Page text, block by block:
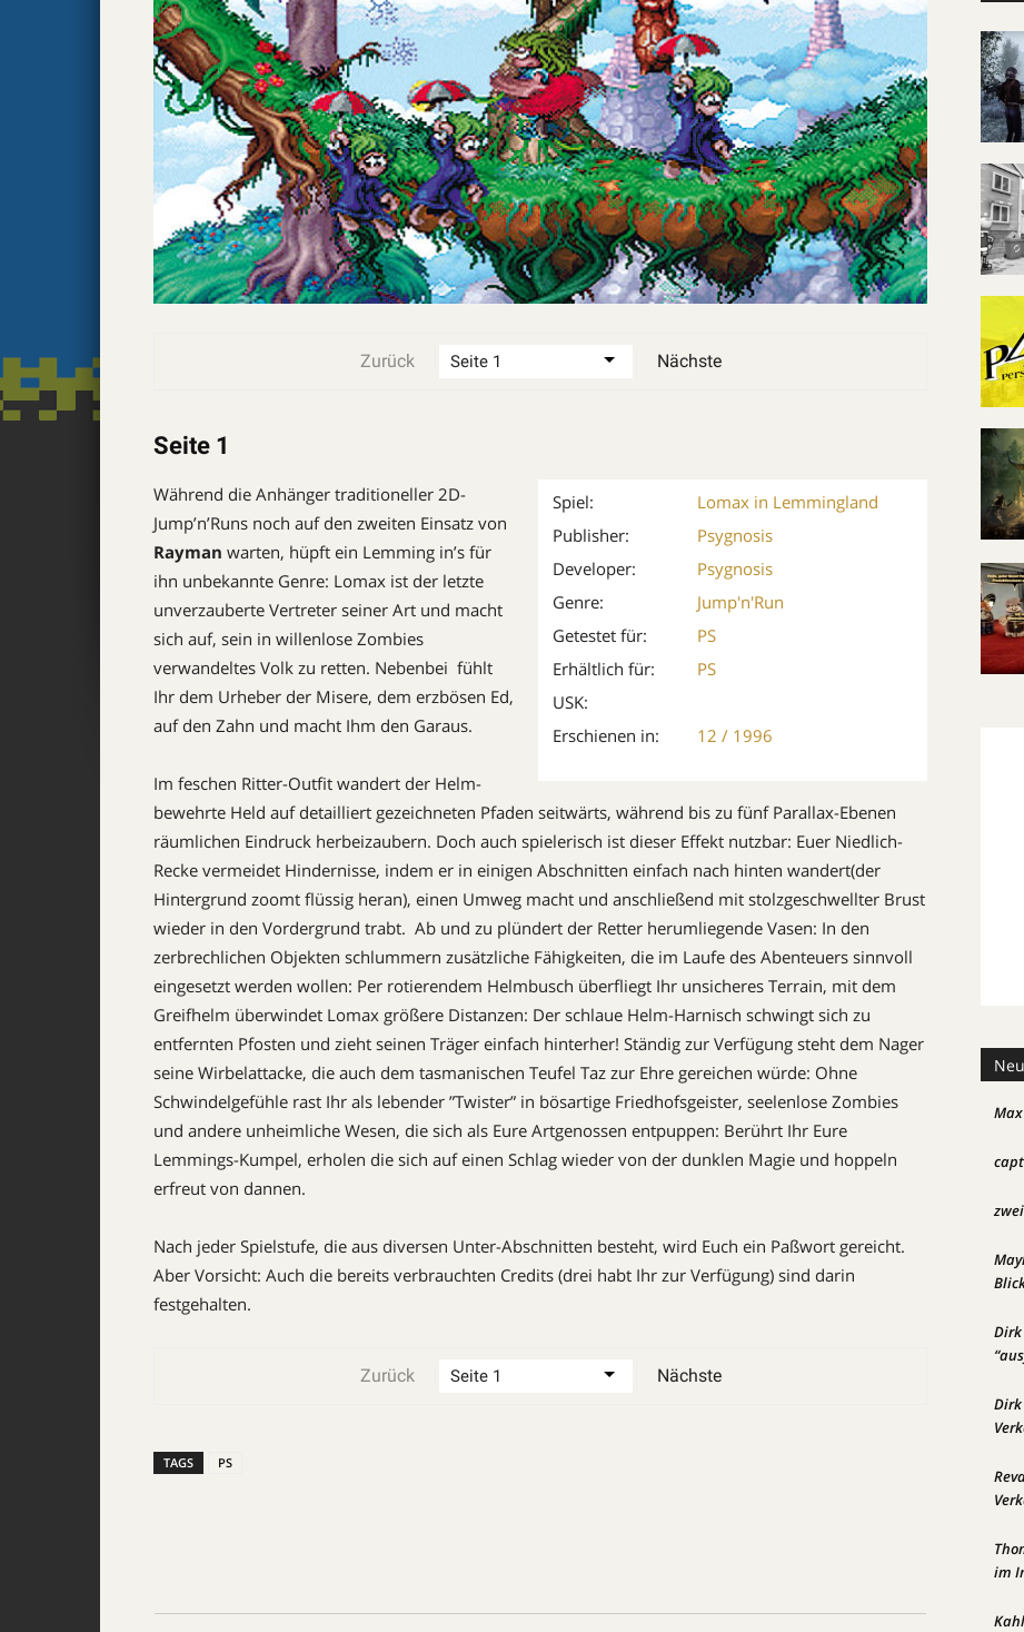
Zurück Nächste
Seite 1
Spiel:
Lomax in Lemmingland
Publisher:
Psygnosis
Developer:
Psygnosis
Genre:
Jump'n'Run
Getestet für:
PS
Erhältlich für:
PS
USK:
Erschienen in:
12 / 1996
Während die Anhänger traditioneller 2D-
Jump’n’Runs noch auf den zweiten Einsatz von
Rayman warten, hüpft ein Lemming in’s für
ihn unbekannte Genre: Lomax ist der letzte
unverzauberte Vertreter seiner Art und macht
sich auf, sein in willenlose Zombies
verwandeltes Volk zu retten. Nebenbei fühlt
Ihr dem Urheber der Misere, dem erzbösen Ed,
auf den Zahn und macht Ihm den Garaus.
Im feschen Ritter-Outfit wandert der Helm-
bewehrte Held auf detailliert gezeichneten Pfaden seitwärts, während bis zu fünf Parallax-Ebenen
räumlichen Eindruck herbeizaubern. Doch auch spielerisch ist dieser Effekt nutzbar: Euer Niedlich-
Recke vermeidet Hindernisse, indem er in einigen Abschnitten einfach nach hinten wandert(der
Hintergrund zoomt flüssig heran), einen Umweg macht und anschlie­ßend mit stolzgeschwellter Brust
wieder in den Vordergrund trabt. Ab und zu plündert der Retter herumliegende Vasen: In den
zerbrechlichen Objekten schlummern zusätzliche Fähigkeiten, die im Laufe des Abenteuers sinnvoll
eingesetzt werden wollen: Per rotierendem Helmbusch überfliegt Ihr unsicheres Terrain, mit dem
Greifhelm überwindet Lomax größere Distanzen: Der schlaue Helm-Harnisch schwingt sich zu
entfernten Pfosten und zieht seinen Träger einfach hinterher! Ständig zur Verfügung steht dem Nager
seine Wirbelattacke, die auch dem tasmanischen Teufel Taz zur Ehre gereichen würde: Ohne
Schwindel­gefühle rast Ihr als lebender ”Twister” in bösartige Friedhofsgeister, seelenlose Zombies
und andere unheimliche Wesen, die sich als Eure Artgenossen entpuppen: Berührt Ihr Eure
Lemmings-Kumpel, erholen die sich auf einen Schlag wieder von der dunklen Magie und hoppeln
erfreut von dannen.
Nach jeder Spielstufe, die aus diversen Unter-Abschnitten besteht, wird Euch ein Paßwort gereicht.
Aber Vorsicht: Auch die bereits verbrauchten Credits (drei habt Ihr zur Verfügung) sind darin
festgehalten.
Zurück Nächste
TAGS PS
Dirk
Dirk
im